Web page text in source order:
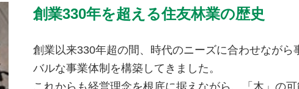
創業330年を超える住友林業の歴史
創業以来330年超の間、時代のニーズに合わせなが
バルな事業体制を構築してきました。